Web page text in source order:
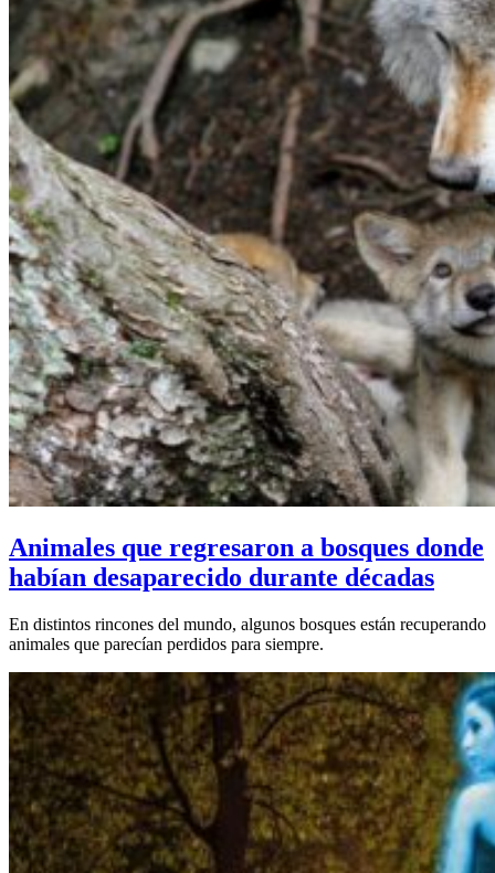
Animales que regresaron a bosques donde
habían desaparecido durante décadas
En distintos rincones del mundo, algunos bosques están recuperando
animales que parecían perdidos para siempre.